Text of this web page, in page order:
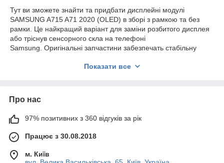
Тут ви зможете знайти та придбати дисплейні модулі
SAMSUNG A715 A71 2020 (OLED) в зборі з рамкою та без
рамки. Це найкращий варіант для заміни розбитого дисплея
або тріснув сенсорного скла на телефоні
Samsung. Оригінальні запчастини забезпечать стабільну
Весь асортимент нашої компанії є ОРИГІНАЛЬНИМ
Показати все
Про нас
97% позитивних з 360 відгуків за рік
Працює з 30.08.2018
м. Київ